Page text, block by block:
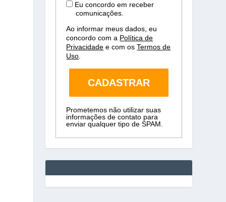
Eu concordo em receber
comunicações.
Ao informar meus dados, eu
concordo com a Política de
Privacidade e com osTermos de
Uso
CADASTRAR
Prometemos não utilizar suas
informações de contato para
enviar qualquer tipo de SPAM.